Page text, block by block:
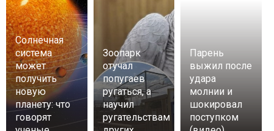
Солнечная
система
может
получить
новую
планету: что
говорят
Зоопарк
отучал
попугаев
ругаться, а
научил
ругательствам
Парень
выжил после
удара
молнии и
шокировал
поступком